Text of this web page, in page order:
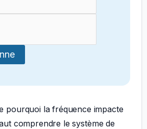
pourquoi la fréquence impacte
comprendre le système de